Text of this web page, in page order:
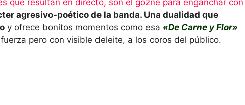
que resultan en directo, son el gozne para enganchar con
agresivo-poético de la banda. Una dualidad que
y ofrece bonitos momentos como esa «De Carne y Flor»
pero con visible deleite, a los coros del público.